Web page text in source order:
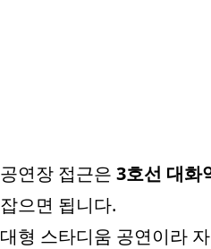
공연장 접근은 3호선 대화
잡으면 됩니다.
대형 스타디움 공연이라